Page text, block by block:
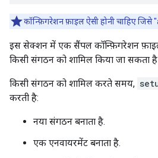
कॉन्फ़िगरेशन फ़ाइल ऐसी होनी चाहिए जिसे
इस सेक्शन में एक सैंपल कॉन्फ़िगरेशन
किसी संगठन को शामिल किया जा सकता है
किसी संगठन को शामिल करते समय,
करती है:
नया संगठन बनाता है.
एक एनवायरमेंट बनाता है.